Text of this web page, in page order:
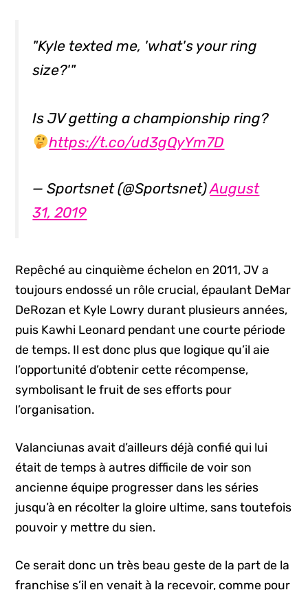
"Kyle texted me, 'what's your ring
size?'"
Is JV getting a championship ring?
https://t.co/ud3gQyYm7D
— Sportsnet (@Sportsnet)August
31, 2019
Repêché au cinquième échelon en 2011, JV a
toujours endossé un rôle crucial, épaulant DeMar
DeRozan et Kyle Lowry durant plusieurs années,
puis Kawhi Leonard pendant une courte période
de temps. Il est donc plus que logique qu’il aie
l’opportunité d’obtenir cette récompense,
symbolisant le fruit de ses efforts pour
l’organisation.
Valanciunas avait d’ailleurs déjà confié qui lui
était de temps à autres difficile de voir son
ancienne équipe progresser dans les séries
jusqu’à en récolter la gloire ultime, sans toutefois
pouvoir y mettre du sien.
Ce serait donc un très beau geste de la part de la
franchise s’il en venait à la recevoir, comme pour